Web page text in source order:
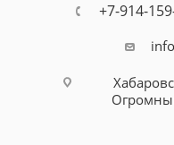
+7-914-